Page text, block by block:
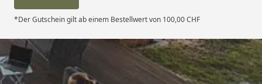
*Der Gutschein gilt ab einem Bestellwert von 100,00 CHF